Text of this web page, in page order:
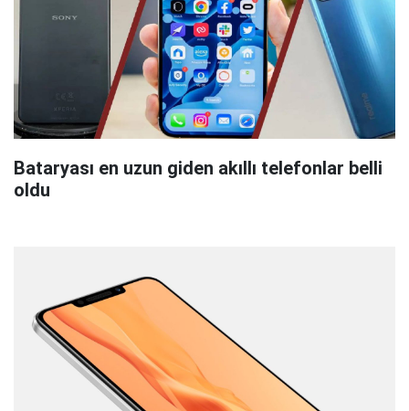
Bataryası en uzun giden akıllı telefonlar belli
oldu